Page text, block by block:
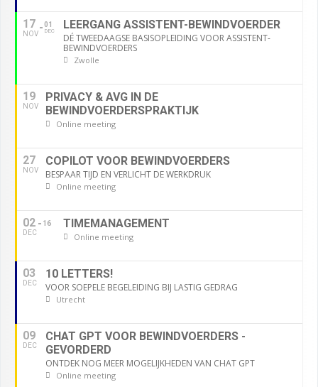
17
NOV
01
DEC LEERGANG ASSISTENT-BEWINDVOERDER
DÉ TWEEDAAGSE BASISOPLEIDING VOOR ASSISTENT-
BEWINDVOERDERS
Zwolle
19
NOV
PRIVACY & AVG IN DE
BEWINDVOERDERSPRAKTIJK
Online meeting
27
NOV
COPILOT VOOR BEWINDVOERDERS
BESPAAR TIJD EN VERLICHT DE WERKDRUK
Online meeting
02
DEC
16 TIMEMANAGEMENT
Online meeting
03
DEC
10 LETTERS!
VOOR SOEPELE BEGELEIDING BIJ LASTIG GEDRAG
Utrecht
09
DEC
CHAT GPT VOOR BEWINDVOERDERS -
GEVORDERD
ONTDEK NOG MEER MOGELIJKHEDEN VAN CHAT GPT
Online meeting